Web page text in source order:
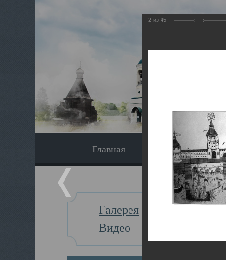
Главная Экскурсия
Галерея
Видео
2 из 45